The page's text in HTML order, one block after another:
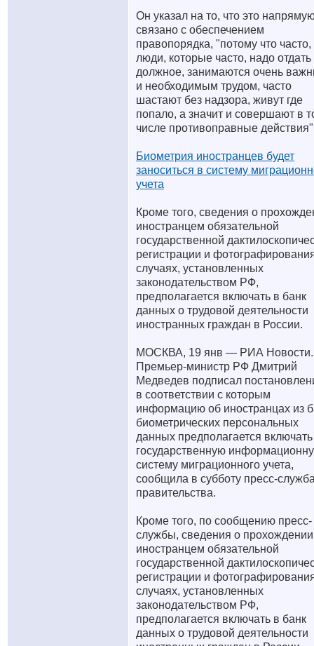
Он указал на то, что это
связано с обеспечением
правопорядка, "потому что часто,
люди, которые часто, надо отдать
должное, занимаются очень
и необходимым трудом, часто
шастают без надзора, живут где
попало, а значит и совершают в
числе противоправные
Биометрия иностранцев будет
заноситься в систему
учета
Кроме того, сведения о
иностранцем обязательной
государственной
регистрации и
случаях, установленных
законодательством РФ,
предполагается включать в банк
данных о трудовой деятельности
иностранных граждан в России.
МОСКВА, 19 янв — РИА Новости.
Премьер-министр РФ Дмитрий
Медведев подписал
в соответствии с которым
информацию об иностранцах из
биометрических персональных
данных предполагается
государственную
систему миграционного учета,
сообщила в субботу пресс-
правительства.
Кроме того, по сообщению пресс-
службы, сведения о прохождении
иностранцем обязательной
государственной
регистрации и
случаях, установленных
законодательством РФ,
предполагается включать в банк
данных о трудовой деятельности